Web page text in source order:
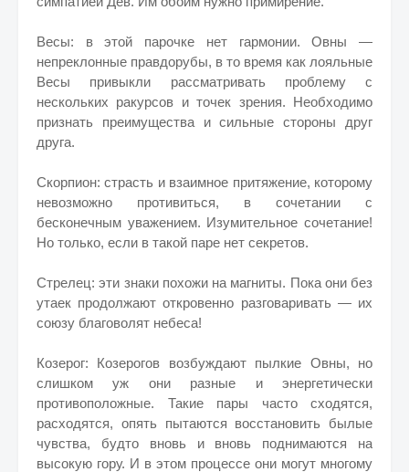
Весы: в этой парочке нет гармонии. Овны —
непреклонные правдорубы, в то время как лояльные
Весы привыкли рассматривать проблему с
нескольких ракурсов и точек зрения. Необходимо
признать преимущества и сильные стороны друг
друга.
Скорпион: страсть и взаимное притяжение, которому
невозможно противиться, в сочетании с
бесконечным уважением. Изумительное сочетание!
Но только, если в такой паре нет секретов.
Стрелец: эти знаки похожи на магниты. Пока они без
утаек продолжают откровенно разговаривать — их
союзу благоволят небеса!
Козерог: Козерогов возбуждают пылкие Овны, но
слишком уж они разные и энергетически
противоположные. Такие пары часто сходятся,
расходятся, опять пытаются восстановить былые
чувства, будто вновь и вновь поднимаются на
высокую гору. И в этом процессе они могут многому